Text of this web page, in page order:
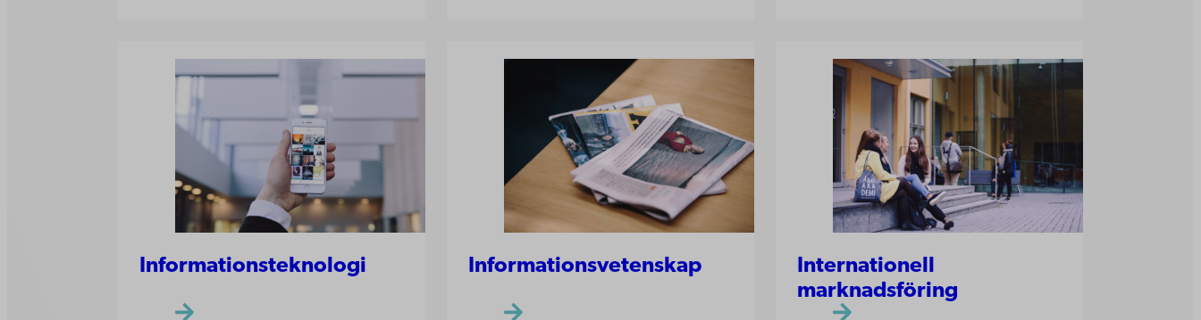
Informationsteknologi Informationsvetenskap
Internationell
marknadsföring